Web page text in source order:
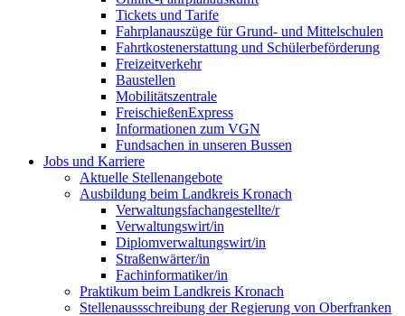
Tickets und Tarife
Fahrplanauszüge für Grund- und Mittelschulen
Fahrtkostenerstattung und Schülerbeförderung
Freizeitverkehr
Baustellen
Mobilitätszentrale
FreischießenExpress
Informationen zum VGN
Fundsachen in unseren Bussen
Jobs und Karriere
Aktuelle Stellenangebote
Ausbildung beim Landkreis Kronach
Verwaltungsfachangestellte/r
Verwaltungswirt/in
Diplomverwaltungswirt/in
Straßenwärter/in
Fachinformatiker/in
Praktikum beim Landkreis Kronach
Stellenaussschreibung der Regierung von Oberfranken